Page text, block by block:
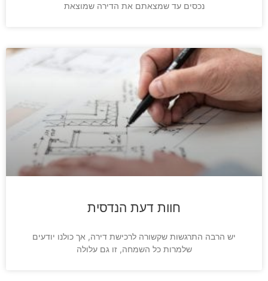
נכסים עד שמצאתם את הדירה שמוצאת
חוות דעת הנדסית
יש הרבה התרגשות שקשורה לרכישת דירה, אך כולנו יודעים
שלמרות כל השמחה, זו גם עלולה